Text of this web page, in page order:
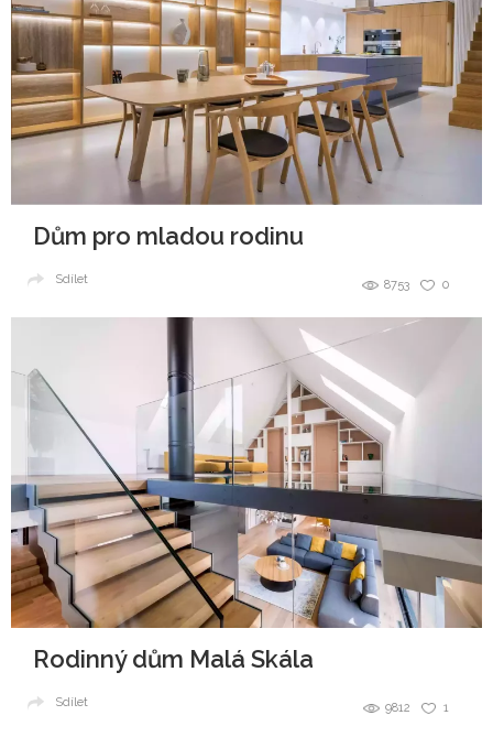
Dům pro mladou rodinu
0
8753
Sdílet
Rodinný dům Malá Skála
1
9812
Sdílet